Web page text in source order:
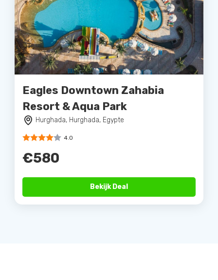
Eagles Downtown Zahabia
Resort & Aqua Park
Hurghada, Hurghada, Egypte
4.0
€580
Bekijk Deal